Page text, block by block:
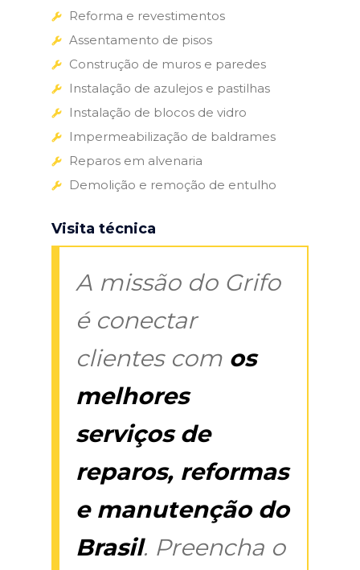
Reforma e revestimentos
Assentamento de pisos
Construção de muros e paredes
Instalação de azulejos e pastilhas
Instalação de blocos de vidro
Impermeabilização de baldrames
Reparos em alvenaria
Demolição e remoção de entulho
Visita técnica
A missão do Grifo
é conectar
clientes com os
melhores
serviços de
reparos, reformas
e manutenção do
Brasil. Preencha o